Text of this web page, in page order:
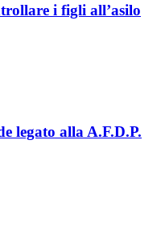
i figli all’asilo
legato alla A.F.D.P.